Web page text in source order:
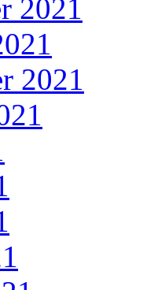
2021
2021